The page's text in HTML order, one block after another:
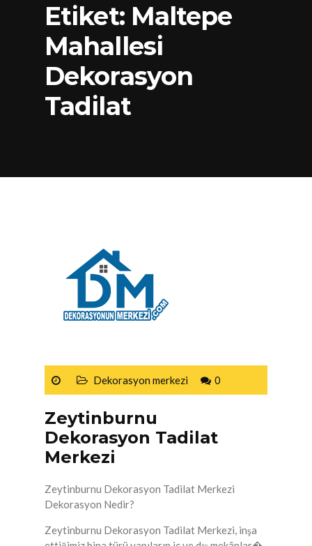
Etiket: Maltepe
Mahallesi
Dekorasyon
Tadilat
Dekorasyon merkezi 0
Zeytinburnu
Dekorasyon Tadilat
Merkezi
Zeytinburnu Dekorasyon Tadilat Merkezi
Dekorasyon Nedir?
Zeytinburnu Dekorasyon Tadilat Merkezi, inşa